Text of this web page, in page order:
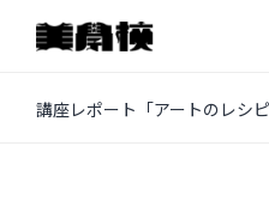
講座レポート「アートのレシピ